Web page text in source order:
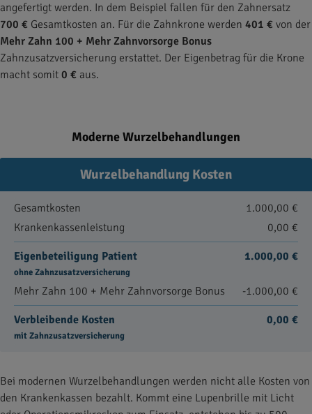
angefertigt werden. In dem Beispiel fallen für den Zahnersatz
700 € Gesamtkosten an. Für die Zahnkrone werden 401 € von der
Mehr Zahn 100 + Mehr Zahnvorsorge Bonus
Zahnzusatzversicherung erstattet. Der Eigenbetrag für die Krone
macht somit 0 € aus.
Moderne Wurzelbehandlungen
Wurzelbehandlung Kosten
Gesamtkosten
1.000,00 €
Krankenkassenleistung
0,00 €
Eigenbeteiligung Patient
ohne Zahnzusatzversicherung
1.000,00 €
Mehr Zahn 100 + Mehr Zahnvorsorge Bonus -1.000,00 €
Verbleibende Kosten
mit Zahnzusatzversicherung
0,00 €
Bei modernen Wurzelbehandlungen werden nicht alle Kosten von
den Krankenkassen bezahlt. Kommt eine Lupenbrille mit Licht